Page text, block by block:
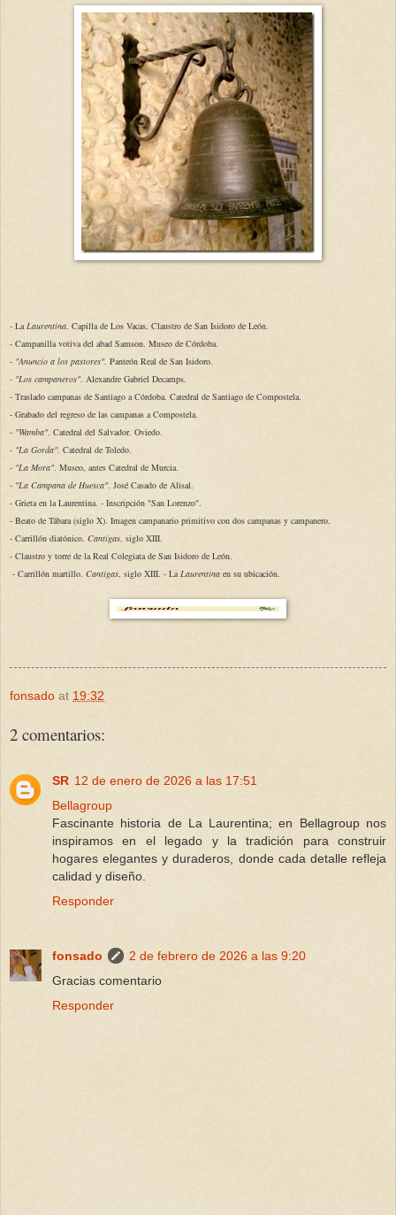
- LaLaurentina. Capilla de Los Vacas, Claustro de San Isidoro de León.
- Campanilla votiva del abad Samson. Museo de Córdoba.
- "Anuncio a los pastores". Panteón Real de San Isidoro.
- "Los campaneros". Alexandre Gabriel Decamps.
- Traslado campanas de Santiago a Córdoba. Catedral de Santiago de Compostela.
- Grabado del regreso de las campanas a Compostela.
- "Wamba". Catedral del Salvador. Oviedo.
- "La Gorda". Catedral de Toledo.
- "La Mora". Museo, antes Catedral de Murcia.
- "La Campana de Huesca". José Casado de Alisal.
- Grieta en la Laurentina. - Inscripción "San Lorenzo".
- Beato de Tábara (siglo X). Imagen campanario primitivo con dos campanas y campanero.
- Carrillón diatónico. Cantigas, siglo XIII.
- Claustro y torre de la Real Colegiata de San Isidoro de León.
- Carrillón martillo. Cantigas, siglo XIII. - LaLaurentina en su ubicación.
fonsado at 19:32
2 comentarios:
SR 12 de enero de 2026 a las 17:51
Bellagroup
Fascinante historia de La Laurentina; en Bellagroup nos
inspiramos en el legado y la tradición para construir
hogares elegantes y duraderos, donde cada detalle refleja
calidad y diseño.
Responder
fonsado
2 de febrero de 2026 a las 9:20
Gracias comentario
Responder